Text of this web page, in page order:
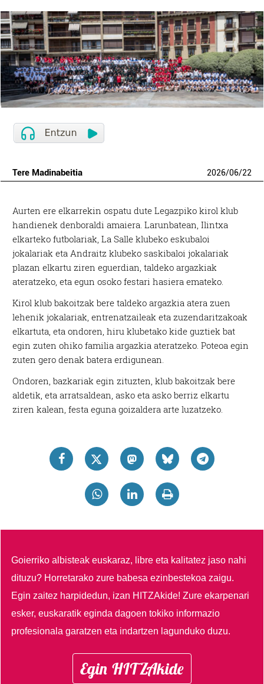
Tere Madinabeitia 2026/06/22
Aurten ere elkarrekin ospatu dute Legazpiko kirol klub
handienek denboraldi amaiera. Larunbatean, Ilintxa
elkarteko futbolariak, La Salle klubeko eskubaloi
jokalariak eta Andraitz klubeko saskibaloi jokalariak
plazan elkartu ziren eguerdian, taldeko argazkiak
ateratzeko, eta egun osoko festari hasiera emateko.
Kirol klub bakoitzak bere taldeko argazkia atera zuen
lehenik jokalariak, entrenatzaileak eta zuzendaritzakoak
elkartuta, eta ondoren, hiru klubetako kide guztiek bat
egin zuten ohiko familia argazkia ateratzeko. Poteoa egin
zuten gero denak batera erdigunean.
Ondoren, bazkariak egin zituzten, klub bakoitzak bere
aldetik, eta arratsaldean, asko eta asko berriz elkartu
ziren kalean, festa eguna goizaldera arte luzatzeko.
Goierriko albisteak euskaraz, libre eta kalitatez jaso nahi
dituzu? Horretarako zure babesa ezinbestekoa zaigu.
Egin zaitez harpidedun, izan HITZAkide!Zure ekarpenari
esker, euskaratik eginda dagoen tokiko informazio
profesionala garatzen eta indartzen lagunduko duzu.
Egin HITZAkide